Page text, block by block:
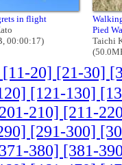
in flight
00:00:17)
Pied
Taichi
[11-20] [21-30]
[121-130]
210] [211-
[291-300]
380] [381-